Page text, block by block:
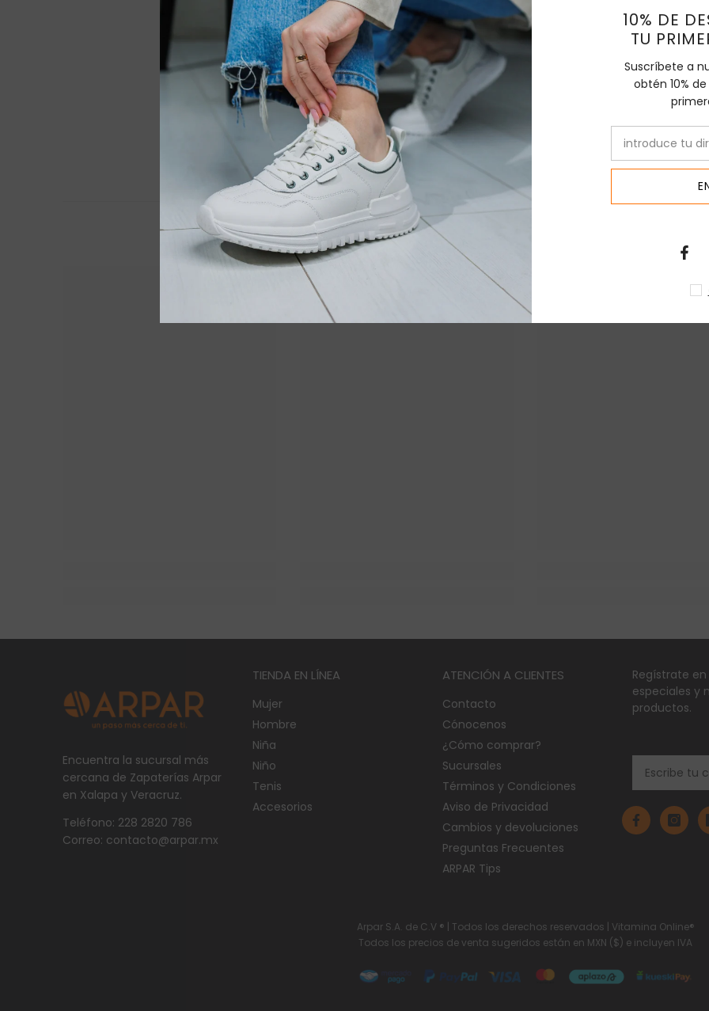
Compartir
Zapato
Acabado
TAMBIÉN TE PUEDE INTERESAR
Encuentra la sucursal más
cercana de Zapaterías Arpar
en Xalapa y Veracruz.
Teléfono: 228 2820 786
Correo: contacto@arpar.mx
TIENDA EN LÍNEA
Mujer
Hombre
Niña
Niño
Tenis
Accesorios
ATENCIÓN A CLIENTES
Contacto
Cónocenos
¿Cómo comprar?
Sucursales
Términos y Condiciones
Aviso de Privacidad
Cambios y devoluciones
Preguntas Frecuentes
ARPAR Tips
Regístrate
especiales y
productos.
Arpar S.A. de C.V ® | Todos los derechos reservados | Vitamina Online®
Todos los precios de venta sugeridos están en MXN ($) e incluyen IVA
10% DE
TU
Suscríbete a
obtén 10%